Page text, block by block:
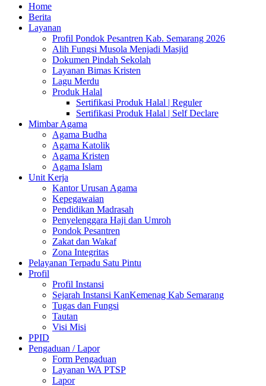
Home
Berita
Layanan
Profil Pondok Pesantren Kab. Semarang 2026
Alih Fungsi Musola Menjadi Masjid
Dokumen Pindah Sekolah
Layanan Bimas Kristen
Lagu Merdu
Produk Halal
Sertifikasi Produk Halal | Reguler
Sertifikasi Produk Halal | Self Declare
Mimbar Agama
Agama Budha
Agama Katolik
Agama Kristen
Agama Islam
Unit Kerja
Kantor Urusan Agama
Kepegawaian
Pendidikan Madrasah
Penyelenggara Haji dan Umroh
Pondok Pesantren
Zakat dan Wakaf
Zona Integritas
Pelayanan Terpadu Satu Pintu
Profil
Profil Instansi
Sejarah Instansi KanKemenag Kab Semarang
Tugas dan Fungsi
Tautan
Visi Misi
PPID
Pengaduan / Lapor
Form Pengaduan
Layanan WA PTSP
Lapor